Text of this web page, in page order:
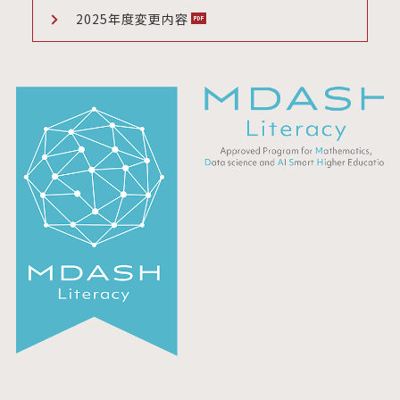
2025年度変更内容